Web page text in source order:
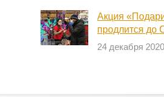
Акция
продлится до
24 декабря